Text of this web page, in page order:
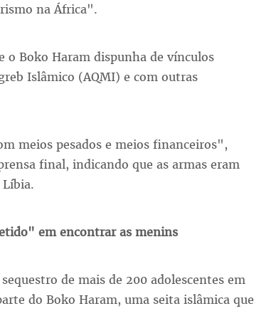
na África".
o Boko Haram dispunha de vínculos
Islâmico (AQMI) e com outras
meios pesados e meios financeiros",
final, indicando que as armas eram
em encontrar as menins
de mais de 200 adolescentes em
do Boko Haram, uma seita islâmica que